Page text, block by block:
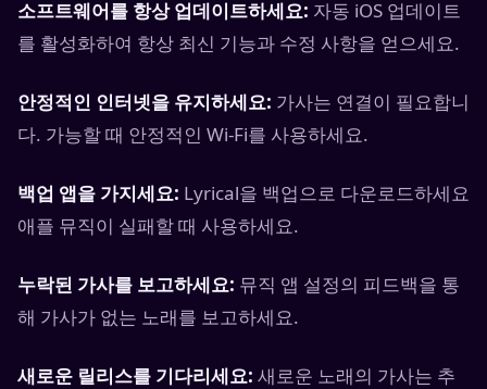
소프트웨어를 항상 업데이트하세요: 자동 iOS 업데이트
를 활성화하여 항상 최신 기능과 수정 사항을 얻으세요.
안정적인 인터넷을 유지하세요: 가사는 연결이 필요합니
다. 가능할 때 안정적인 Wi-Fi를 사용하세요.
백업 앱을 가지세요: Lyrical을 백업으로 다운로드하세요
애플 뮤직이 실패할 때 사용하세요.
누락된 가사를 보고하세요: 뮤직 앱 설정의 피드백을 통
해 가사가 없는 노래를 보고하세요.
새로운 릴리스를 기다리세요: 새로운 노래의 가사는 추